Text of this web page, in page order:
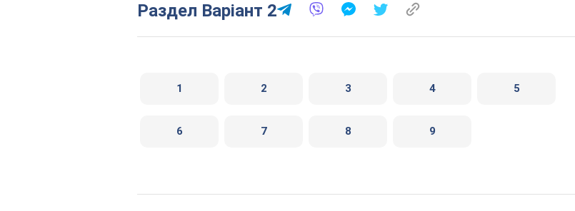
Раздел Варіант 2
1 2 3 4 5
6 7 8 9